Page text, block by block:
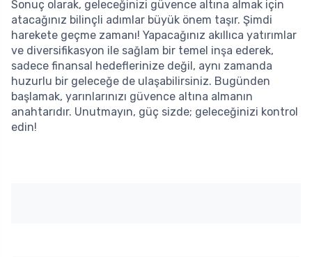
Sonuç olarak, geleceğinizi güvence altına almak için
atacağınız bilinçli adımlar büyük önem taşır. Şimdi
harekete geçme zamanı! Yapacağınız akıllıca yatırımlar
ve diversifikasyon ile sağlam bir temel inşa ederek,
sadece finansal hedeflerinize değil, aynı zamanda
huzurlu bir geleceğe de ulaşabilirsiniz. Bugünden
başlamak, yarınlarınızı güvence altına almanın
anahtarıdır. Unutmayın, güç sizde; geleceğinizi kontrol
edin!